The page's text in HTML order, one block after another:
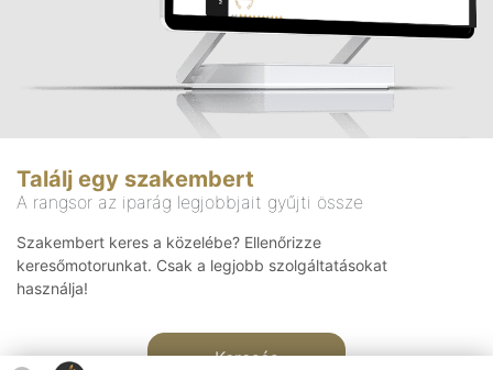
Találj egy szakembert
A rangsor az iparág legjobbjait gyűjti össze
Szakembert keres a közelébe? Ellenőrizze
keresőmotorunkat. Csak a legjobb szolgáltatásokat
használja!
Keresés